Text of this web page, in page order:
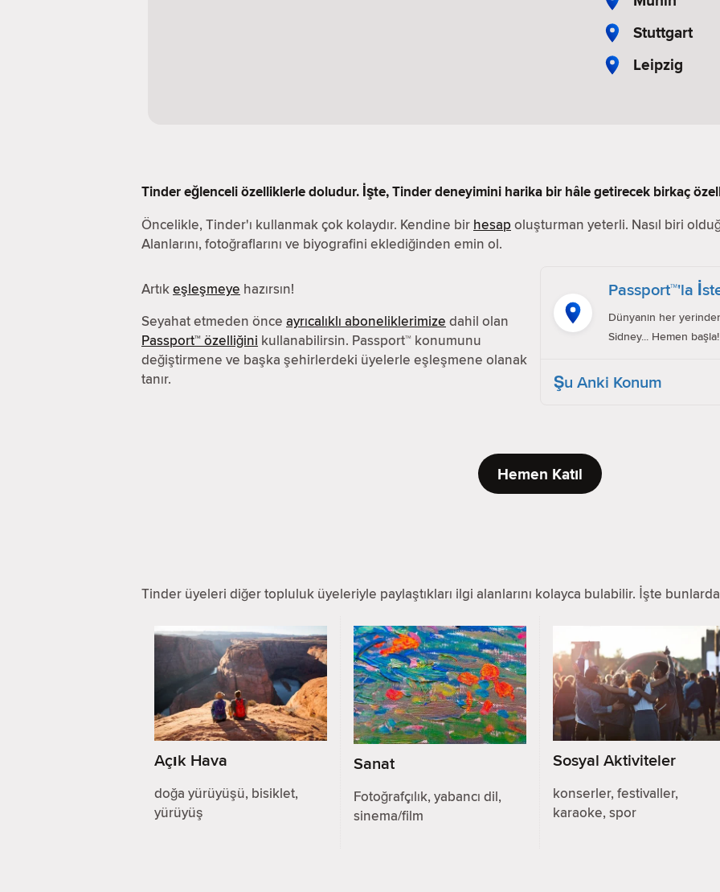
Stuttgart
Leipzig
Tinder eğlenceli özelliklerle doludur. İşte, Tinder deneyimini harika bir hâle getirecek birkaç
Öncelikle, Tinder'ı kullanmak çok kolaydır. Kendine bir hesap oluşturman yeterli. Nasıl biri
Alanlarını, fotoğraflarını ve biyografini eklediğinden emin ol.
Artıkeşleşmeye hazırsın!
Seyahat etmeden önce ayrıcalıklı aboneliklerimize dahil olan
Passport™ özelliğini kullanabilirsin. Passport™ konumunu
değiştirmene ve başka şehirlerdeki üyelerle eşleşmene olanak
tanır.
Passport™'la
Dünyanın her
Sidney... Hemen başla!
Şu Anki Konum
Hemen Katıl
Tinder üyeleri diğer topluluk üyeleriyle paylaştıkları ilgi alanlarını kolayca bulabilir. İşte
Açık Hava
doğa yürüyüşü, bisiklet,
yürüyüş
Sanat
Fotoğrafçılık, yabancı dil,
sinema/film
Sosyal Aktiviteler
konserler, festivaller,
karaoke, spor